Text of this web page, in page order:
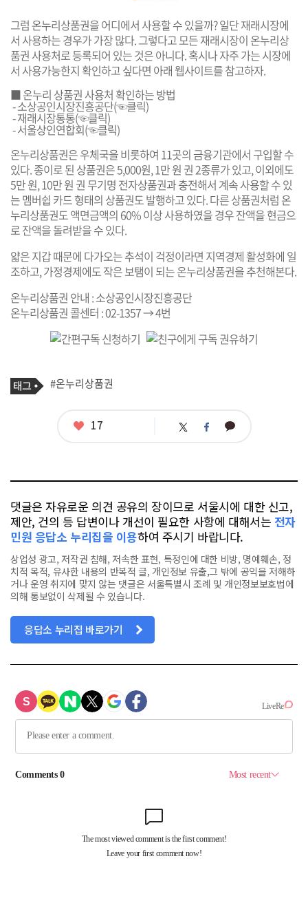
그럼 온누리상품권을 어디에서 사용할 수 있을까? 일단 재래시장에
서 사용하는 경우가 가장 많다. 그렇다고 모든 재래시장이 온누리상
품권 사용처로 등록되어 있는 것은 아니다. 혹시나 자주 가는 시장에
서 사용가능한지 확인하고 싶다면 아래 웹사이트를 참고하자.
■ 온누리 상품권 사용처 확인하는 방법
-소상공인시장진흥공단(☜클릭)
-재래시장통통(☜클릭)
-서울상인연합회(☜클릭)
온누리상품권은 우체국을 비롯하여 11곳의 금융기관에서 구입할 수
있다. 종이로 된 상품권은 5,000원, 1만 원 권 2종류가 있고, 이외에도
5만 원, 10만 원 권 무기명 전자상품권과 충전해서 계속 사용할 수 있
는 멤버쉽 카드 형태의 상품권도 발행하고 있다. 다른 상품권처럼 온
누리상품권도 액면금액의 60% 이상 사용하였을 경우 잔액을 현금으
로 잔액을 돌려받을 수 있다.
얇은 지갑 때문에 다가오는 추석이 걱정이라면 지역경제 활성화에 일
조하고, 가정경제에도 작은 보탬이 되는 온누리상품권을 추천해본다.
온누리상품권 안내 :소상공인시장진흥공단
온누리상품권 콜센터 : 02-1357 → 4번
기
사
태
그
#온누리상품권
좋
17 트 페 카
댓글은 자유로운 의견 공유의 장이므로 서울시에 대한 신고,
제안, 건의 등 답변이나 개선이 필요한 사항에 대해서는 전자
민원 응답소 누리집을 이용하여 주시기 바랍니다.
상업성 광고, 저작권 침해, 저속한 표현, 특정인에 대한 비방, 명예훼손, 정
치적 목적, 유사한 내용의 반복적 글, 개인정보 유출,그 밖에 공익을 저해하
거나 운영 취지에 맞지 않는 댓글은 서울특별시 조례 및 개인정보보호법에
의해 통보없이 삭제될 수 있습니다.
응답소 누리집 바로가기